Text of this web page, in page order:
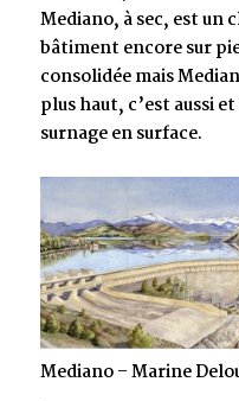
Mediano, à sec, est un
bâtiment encore sur
consolidée mais
plus haut, c’est aussi
surnage en surface.
Mediano – Marine